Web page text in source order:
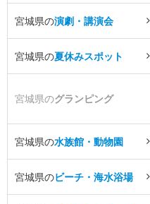
宮城県の演劇・講演会
宮城県の夏休みスポット
宮城県のグランピング
宮城県の水族館・動物園
宮城県のビーチ・海水浴場